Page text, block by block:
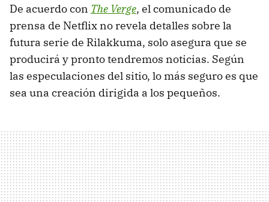
De acuerdo con The Verge, el comunicado de
prensa de Netflix no revela detalles sobre la
futura serie de Rilakkuma, solo asegura que se
producirá y pronto tendremos noticias. Según
las especulaciones del sitio, lo más seguro es que
sea una creación dirigida a los pequeños.